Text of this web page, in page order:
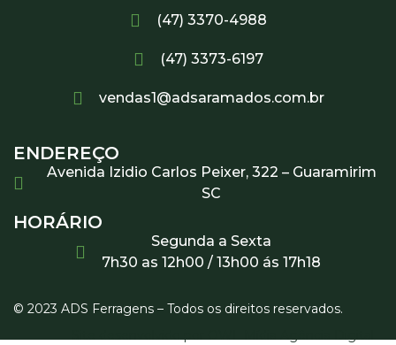
(47) 3370-4988
(47) 3373-6197
vendas1@adsaramados.com.br
ENDEREÇO
Avenida Izidio Carlos Peixer, 322 – Guaramirim
SC
HORÁRIO
Segunda a Sexta
7h30 as 12h00 / 13h00 ás 17h18
© 2023 ADS Ferragens – Todos os direitos reservados.